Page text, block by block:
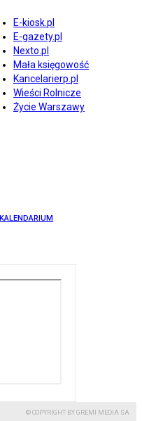
E-kiosk.pl
E-gazety.pl
Nexto.pl
Mała księgowość
Kancelarierp.pl
Wieści Rolnicze
Życie Warszawy
KALENDARIUM
© COPYRIGHT BY GREMI MEDIA SA